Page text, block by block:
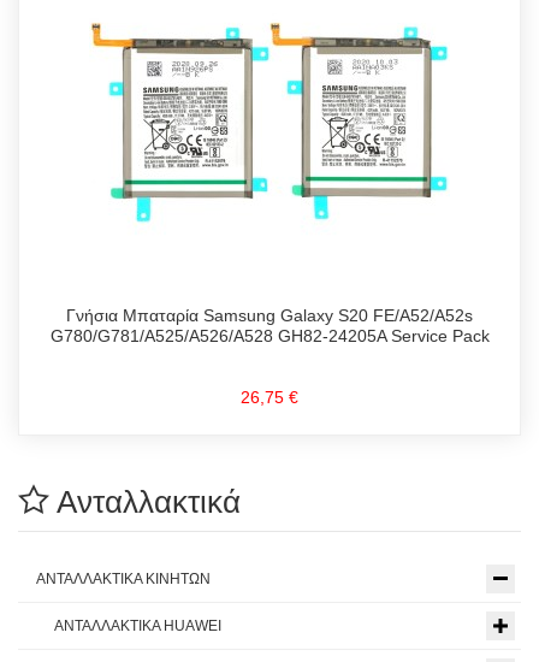
Γνήσια Μπαταρία Samsung Galaxy S20 FE/A52/A52s
G780/G781/A525/A526/A528 GH82-24205A Service Pack
26,75 €
Ανταλλακτικά
ΑΝΤΑΛΛΑΚΤΙΚΑ ΚΙΝΗΤΩΝ
ΑΝΤΑΛΛΑΚΤΙΚΑ HUAWEI